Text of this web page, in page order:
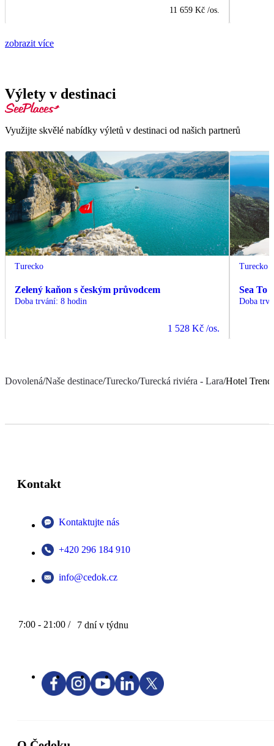
11 659 Kč /os.
zobrazit více
Výlety v destinaci
Využijte skvělé nabídky výletů v destinaci od našich partnerů
Turecko
Zelený kaňon s českým průvodcem
Doba trvání: 8 hodin
1 528 Kč /os.
Turecko
Sea To
Doba
Dovolená/Naše destinace/Turecko/Turecká riviéra - Lara/Hotel
Kontakt
Kontaktujte nás
+420 296 184 910
info@cedok.cz
7:00 - 21:00 / 7 dní v týdnu